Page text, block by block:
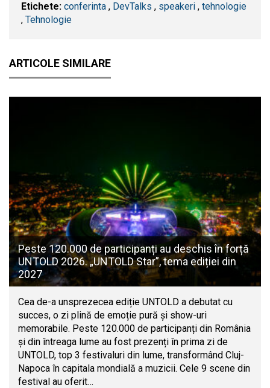
Etichete: conferinta , DevTalks , speakeri , tehnologie
, Tehnologie
ARTICOLE SIMILARE
Peste 120.000 de participanți au deschis în forță
UNTOLD 2026. „UNTOLD Star”, tema ediției din
2027
Cea de-a unsprezecea ediție UNTOLD a debutat cu
succes, o zi plină de emoție pură și show-uri
memorabile. Peste 120.000 de participanți din România
și din întreaga lume au fost prezenți în prima zi de
UNTOLD, top 3 festivaluri din lume, transformând Cluj-
Napoca în capitala mondială a muzicii. Cele 9 scene din
festival au oferit…